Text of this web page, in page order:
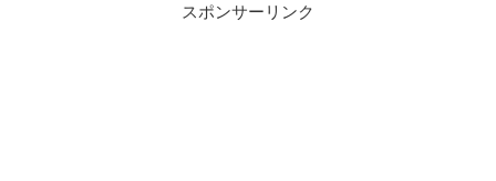
スポンサーリンク